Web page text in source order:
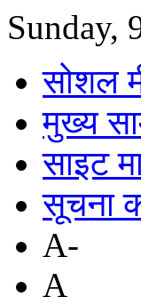
Sunday,
सोशल
मुख्य
साइट
सूचना
A-
A